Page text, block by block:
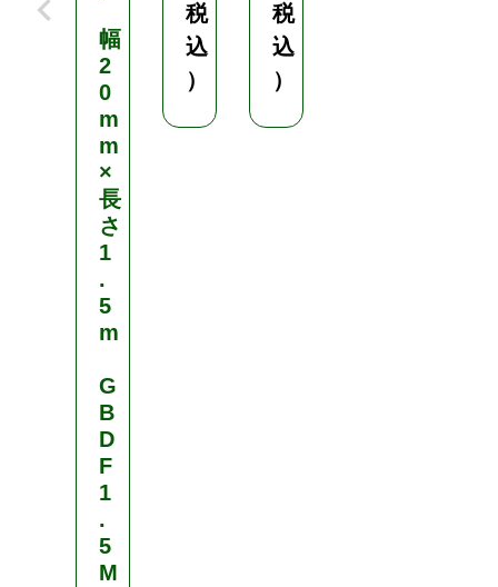
幅
2
0
m
m
×
長
さ
1
.
5
m
G
B
D
F
1
.
5
M
税
込
）
税
込
）